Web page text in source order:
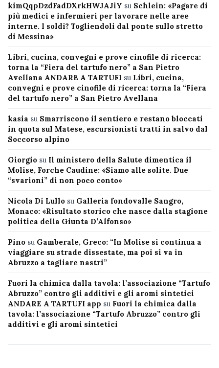
kimQqpDzdFadDXrkHWJAJiY su Schlein: «Pagare di
più medici e infermieri per lavorare nelle aree
interne. I soldi? Togliendoli dal ponte sullo stretto
di Messina»
Libri, cucina, convegni e prove cinofile di ricerca:
torna la “Fiera del tartufo nero” a San Pietro
Avellana ANDARE A TARTUFI su Libri, cucina,
convegni e prove cinofile di ricerca: torna la “Fiera
del tartufo nero” a San Pietro Avellana
kasia su Smarriscono il sentiero e restano bloccati
in quota sul Matese, escursionisti tratti in salvo dal
Soccorso alpino
Giorgio su Il ministero della Salute dimentica il
Molise, Forche Caudine: «Siamo alle solite. Due
“svarioni” di non poco conto»
Nicola Di Lullo su Galleria fondovalle Sangro,
Monaco: «Risultato storico che nasce dalla stagione
politica della Giunta D’Alfonso»
Pino su Gamberale, Greco: “In Molise si continua a
viaggiare su strade dissestate, ma poi si va in
Abruzzo a tagliare nastri”
Fuori la chimica dalla tavola: l’associazione “Tartufo
Abruzzo” contro gli additivi e gli aromi sintetici
ANDARE A TARTUFI app su Fuori la chimica dalla
tavola: l’associazione “Tartufo Abruzzo” contro gli
additivi e gli aromi sintetici